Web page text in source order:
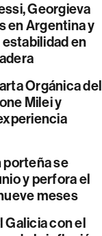
Georgieva
en Argentina y
en
Orgánica del
Milei y
porteña se
y perfora el
meses
Galicia con el